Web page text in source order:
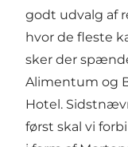
godt udvalg af
hvor de fleste
sker der
Alimentum og
Hotel.
først skal vi